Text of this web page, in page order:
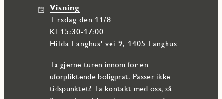
Visning
tirsdag den 11/8
Kl 15:30-17:00
Hilda Langhus' vei 9, 1405 Langhus
Ta gjerne turen innom for en
uforpliktende boligprat. Passer ikke
tidspunktet? Ta kontakt med oss, så